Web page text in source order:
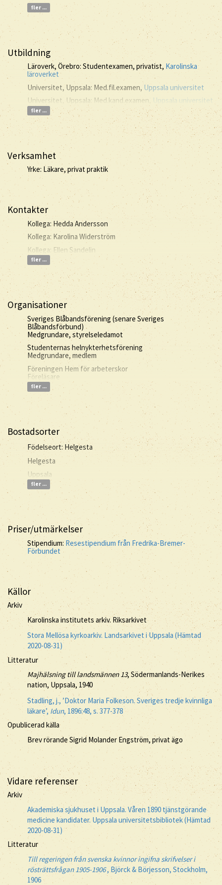
fler ...
Utbildning
Läroverk, Örebro: Studentexamen, privatist, Karolinska
läroverket
Universitet, Uppsala: Med.fil.examen, Uppsala universitet
Universitet, Uppsala: Med.kand.examen, Uppsala universitet
fler ...
Verksamhet
Yrke: Läkare, privat praktik
Kontakter
Kollega: Hedda Andersson
Kollega: Karolina Widerström
Kollega: Ellen Sandelin
fler ...
Organisationer
Sveriges Blåbandsförening (senare Sveriges
Blåbandsförbund)
Medgrundare, styrelseledamot
Studenternas helnykterhetsförening
Medgrundare, medlem
Föreningen Hem för arbeterskor
Föreläsare
fler ...
Bostadsorter
Födelseort: Helgesta
Helgesta
Uppsala
fler ...
Priser/utmärkelser
Stipendium: Resestipendium från Fredrika-Bremer-
Förbundet
Källor
Arkiv
Karolinska institutets arkiv. Riksarkivet
Stora Mellösa kyrkoarkiv. Landsarkivet i Uppsala (Hämtad
2020-08-31)
Litteratur
Majhälsning till landsmännen 13, Södermanlands-Nerikes
nation, Uppsala, 1940
Stadling, j., ’Doktor Maria Folkeson. Sveriges tredje kvinnliga
läkare’, Idun, 1896:48, s. 377-378
Opublicerad källa
Brev rörande Sigrid Molander Engström, privat ägo
Vidare referenser
Arkiv
Akademiska sjukhuset i Uppsala. Våren 1890 tjänstgörande
medicine kandidater. Uppsala universitetsbibliotek (Hämtad
2020-08-31)
Litteratur
Till regeringen från svenska kvinnor ingifna skrifvelser i
rösträttsfrågan 1905-1906, Björck & Börjesson, Stockholm,
1906